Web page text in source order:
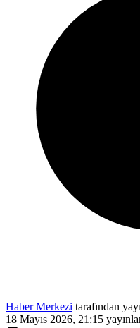
Haber Merkezi tarafından
18 Mayıs 2026, 21:15